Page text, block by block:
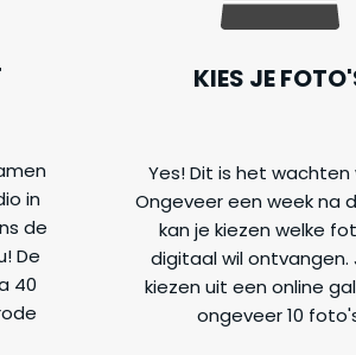
in
de
De
40
KIES JE
Yes! Dit is het wachten
Ongeveer een week na
kan je kiezen welke
digitaal wil ontvangen.
kiezen uit een online
ongeveer 10